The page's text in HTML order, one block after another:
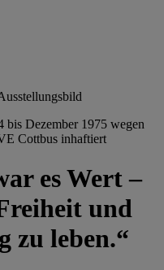
Dezember 1975 wegen
Cottbus inhaftiert
es Wert –
und
zu leben.“